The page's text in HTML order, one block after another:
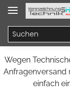
Wegen
Anfragenversand
einfach